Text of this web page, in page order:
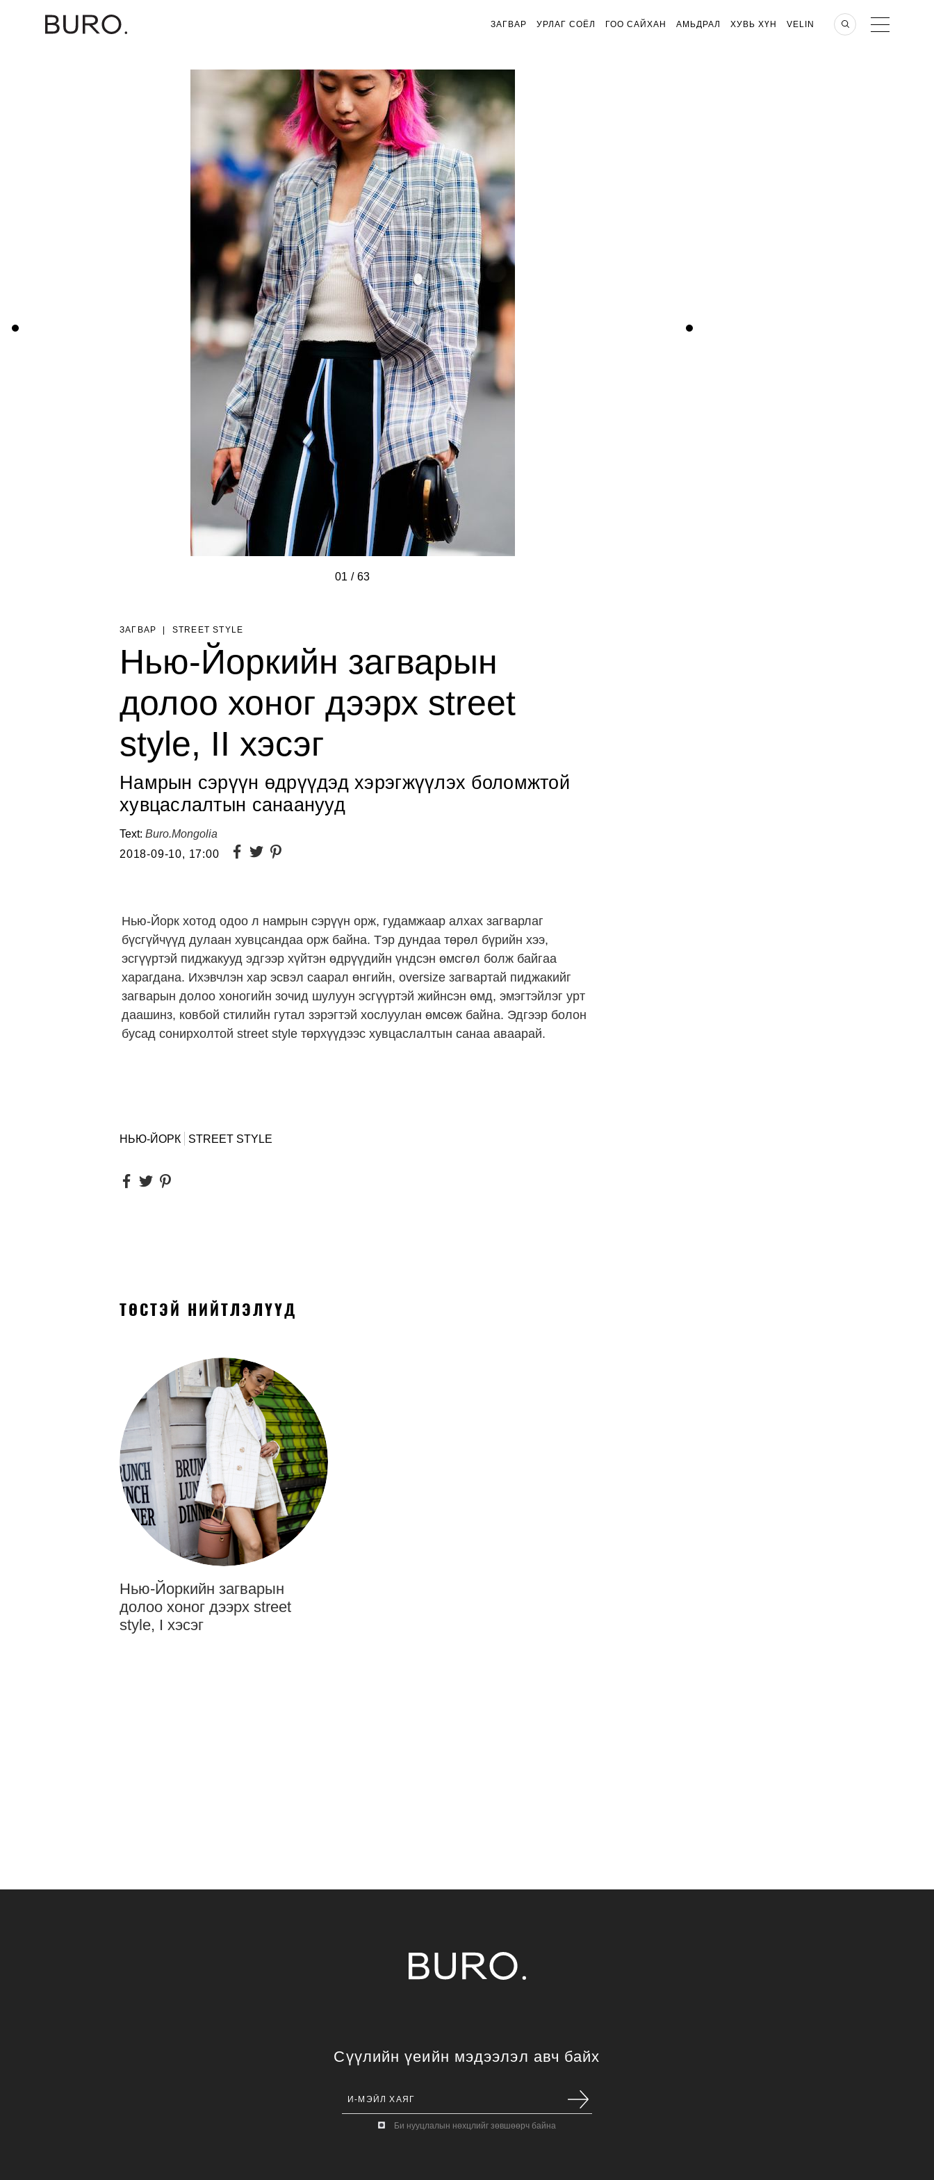
ЗАГВАР УРЛАГ СОЁЛ ГОО САЙХАН АМЬДРАЛ ХУВЬ ХҮН VELIN
01 / 63
/////////
/////////////////////////////////////////////////////
ЗАГВАР STREET STYLE
Нью-Йоркийн загварын
долоо хоног дээрх street
style, II хэсэг
Намрын сэрүүн өдрүүдэд хэрэгжүүлэх боломжтой
хувцаслалтын санаанууд
Text: Buro.Mongolia
2018-09-10, 17:00
Нью-Йорк хотод одоо л намрын сэрүүн орж, гудамжаар алхах загварлаг
бүсгүйчүүд дулаан хувцсандаа орж байна. Тэр дундаа төрөл бүрийн хээ,
эсгүүртэй пиджакууд эдгээр хүйтэн өдрүүдийн үндсэн өмсгөл болж байгаа
харагдана. Ихэвчлэн хар эсвэл саарал өнгийн, oversize загвартай пиджакийг
загварын долоо хоногийн зочид шулуун эсгүүртэй жийнсэн өмд, эмэгтэйлэг урт
даашинз, ковбой стилийн гутал зэрэгтэй хослуулан өмсөж байна. Эдгээр болон
бусад сонирхолтой street style төрхүүдээс хувцаслалтын санаа аваарай.
НЬЮ-ЙОРК STREET STYLE
ТӨСТЭЙ НИЙТЛЭЛҮҮД
Нью-Йоркийн загварын
долоо хоног дээрх street
style, I хэсэг
Сүүлийн үеийн мэдээлэл авч байх
Би нууцлалын нөхцлийг зөвшөөрч байна